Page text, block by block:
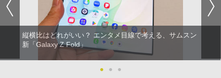
縦横比はどれがいい？ エンタメ目線で考える、サムスン
新「Galaxy Z Fold」
● ● ●